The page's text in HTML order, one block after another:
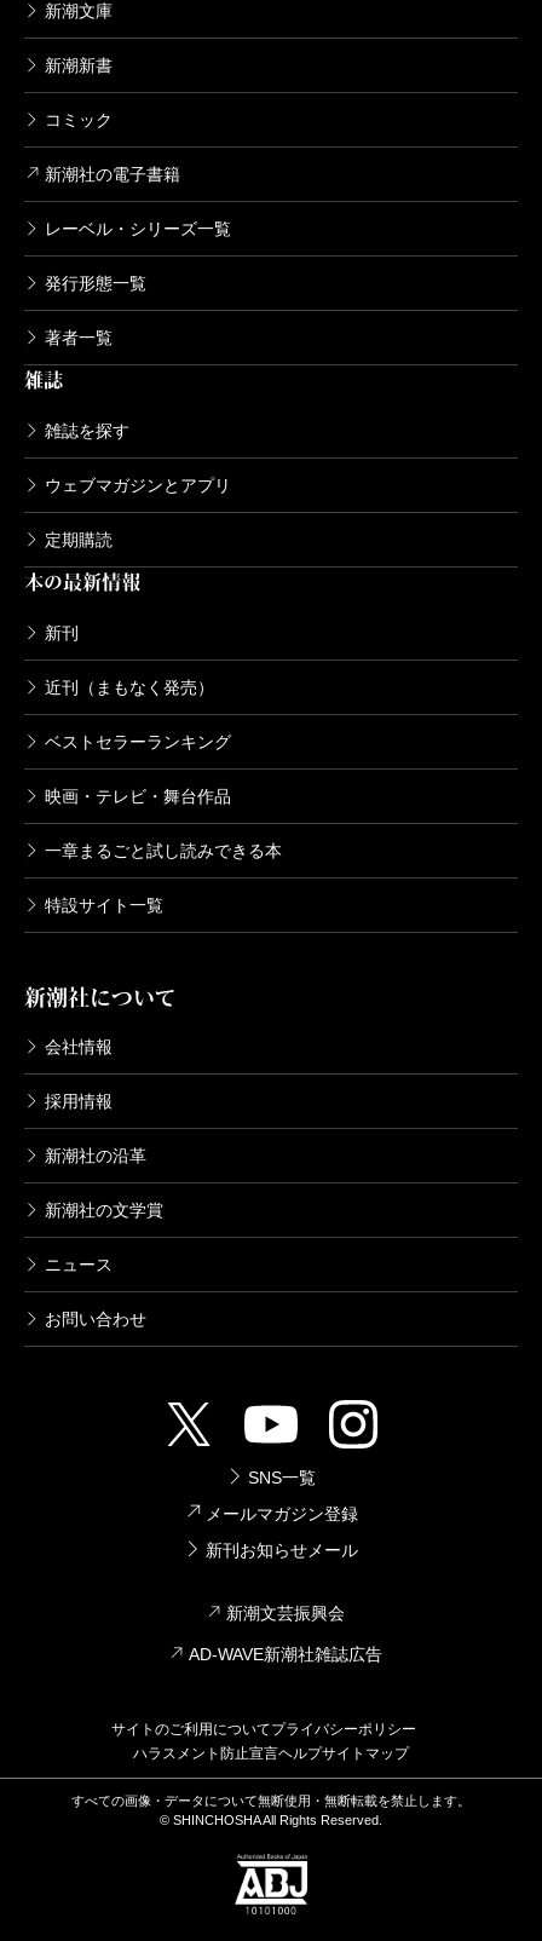
新潮文庫
新潮新書
コミック
新潮社の電子書籍
レーベル・シリーズ一覧
発行形態一覧
著者一覧
雑誌
雑誌を探す
ウェブマガジンとアプリ
定期購読
本の最新情報
新刊
近刊（まもなく発売）
ベストセラーランキング
映画・テレビ・舞台作品
一章まるごと試し読みできる本
特設サイト一覧
新潮社について
会社情報
採用情報
新潮社の沿革
新潮社の文学賞
ニュース
お問い合わせ
SNS一覧
メールマガジン登録
新刊お知らせメール
新潮文芸振興会
AD-WAVE新潮社雑誌広告
サイトのご利用についてプライバシーポリシー
ハラスメント防止宣言ヘルプサイトマップ
すべての画像・データについて無断使用・無断転載を禁止します。
© SHINCHOSHA All Rights Reserved.